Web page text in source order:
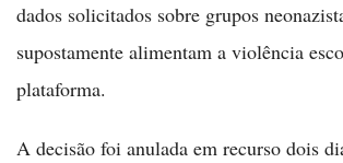
dados solicitados sobre grupos
supostamente alimentam a violência
plataforma.
A decisão foi anulada em recurso dois